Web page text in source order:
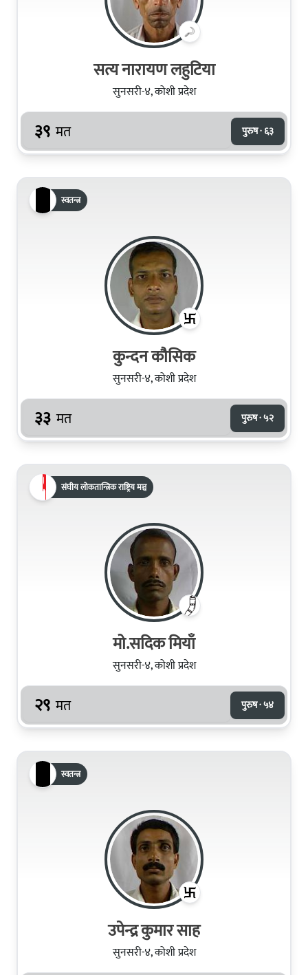
सत्य नारायण लहुटिया
सुनसरी-४, कोशी प्रदेश
३९ मत पुरुष · ६३
स्वतन्त्र
कुन्दन कौसिक
सुनसरी-४, कोशी प्रदेश
३३ मत पुरुष · ५२
संघीय लोकतान्त्रिक राष्ट्रिय मञ्च
मो.सदिक मियाँ
सुनसरी-४, कोशी प्रदेश
२९ मत पुरुष · ५४
स्वतन्त्र
उपेन्द्र कुमार साह
सुनसरी-४, कोशी प्रदेश